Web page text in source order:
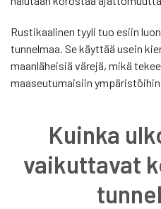
Rustikaalinen tyyli tuo esiin
tunnelmaa. Se käyttää usein
maanläheisiä värejä, mikä
maaseutumaisiin
Kuinka
vaikuttavat